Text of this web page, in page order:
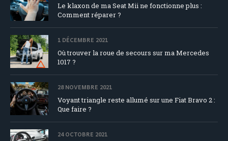
Le klaxon de ma Seat Mii ne fonctionne plus :
Comment réparer ?
1 DÉCEMBRE 2021
Où trouver la roue de secours sur ma Mercedes
1017 ?
28 NOVEMBRE 2021
Voyant triangle reste allumé sur une Fiat Bravo 2 :
Que faire ?
24 OCTOBRE 2021